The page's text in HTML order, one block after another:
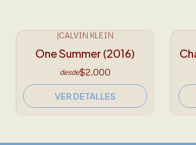
|CALVIN KLEIN
One Summer (2016)
desde$2.000
VER DETALLES